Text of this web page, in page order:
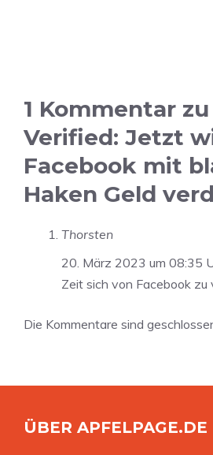
1 Kommentar
Verified: Jetzt
Facebook mit
Haken Geld
Thorsten
20. März 2023 um 08:35
Zeit sich von Facebook zu
Die Kommentare sind
ÜBER APFELPAGE.DE